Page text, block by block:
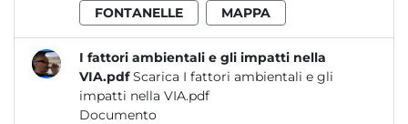
FONTANELLE
MAPPA
I fattori ambientali e gli impatti nella
VIA.pdf Scarica I fattori ambientali e gli
impatti nella VIA.pdf
Documento